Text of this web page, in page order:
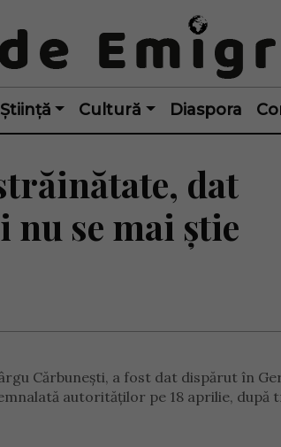
Știință Cultură Diaspora
dat
se mai știe
Cărbunești, a fost dat dispărut în
autorităților pe 18 aprilie, după